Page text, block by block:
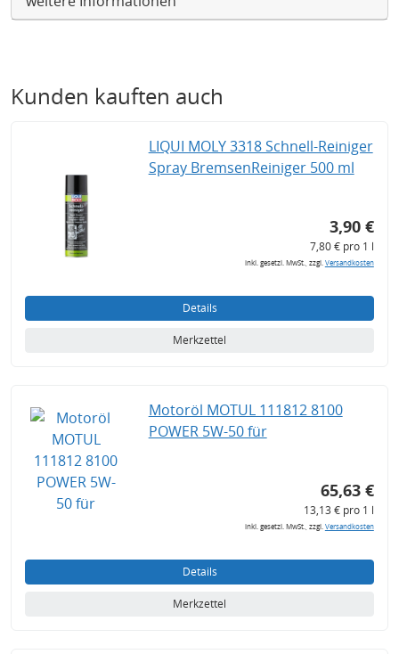
Kunden kauften auch
LIQUI MOLY 3318 Schnell-Reiniger
Spray BremsenReiniger 500 ml
3,90 €
7,80 € pro 1 l
inkl. gesetzl. MwSt., zzgl.Versandkosten
Details
Merkzettel
Motoröl MOTUL 111812 8100
POWER 5W-50 für
65,63 €
13,13 € pro 1 l
inkl. gesetzl. MwSt., zzgl.Versandkosten
Details
Merkzettel